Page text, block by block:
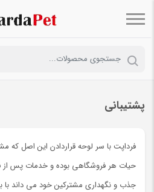
پشتیبانی
فرداپت با سر لوحه قراردادن این اصل که
حیات هر فروشگاهی بوده و خدمات پس از
جذب و نگهداری مشترکین خود می داند با